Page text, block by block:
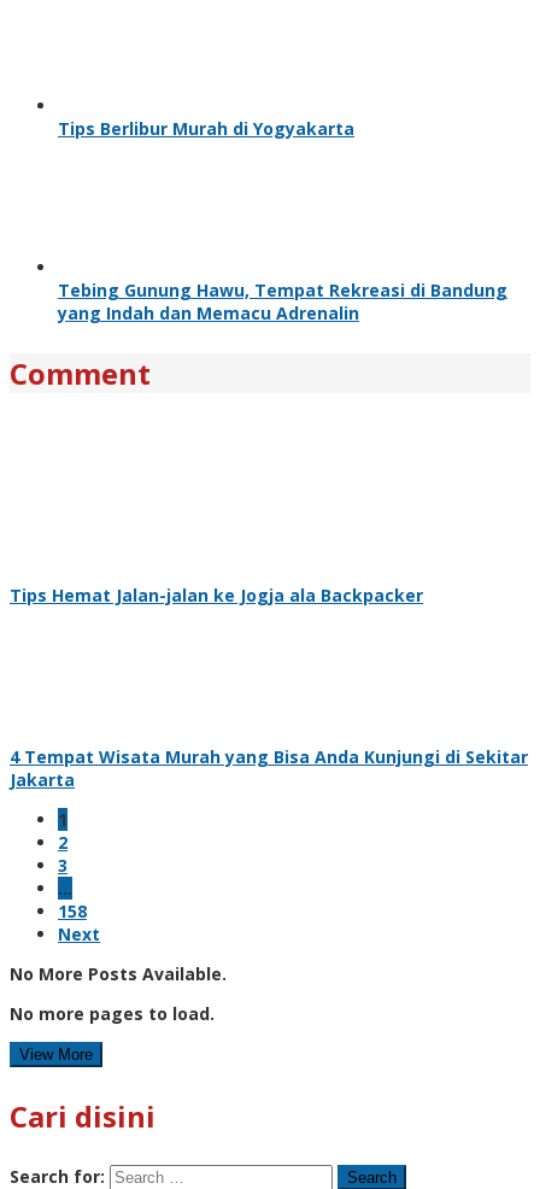
Tips Berlibur Murah di Yogyakarta
Tebing Gunung Hawu, Tempat Rekreasi di Bandung
yang Indah dan Memacu Adrenalin
Comment
Tips Hemat Jalan-jalan ke Jogja ala Backpacker
4 Tempat Wisata Murah yang Bisa Anda Kunjungi di Sekitar
Jakarta
1
2
3
…
158
Next
No More Posts Available.
No more pages to load.
View More
Cari disini
Search for: